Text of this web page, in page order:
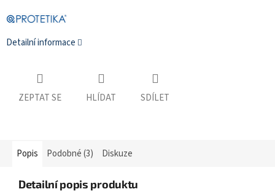
Detailní informace
ZEPTAT SE HLÍDAT SDÍLET
Popis Podobné (3) Diskuze
Detailní popis produktu